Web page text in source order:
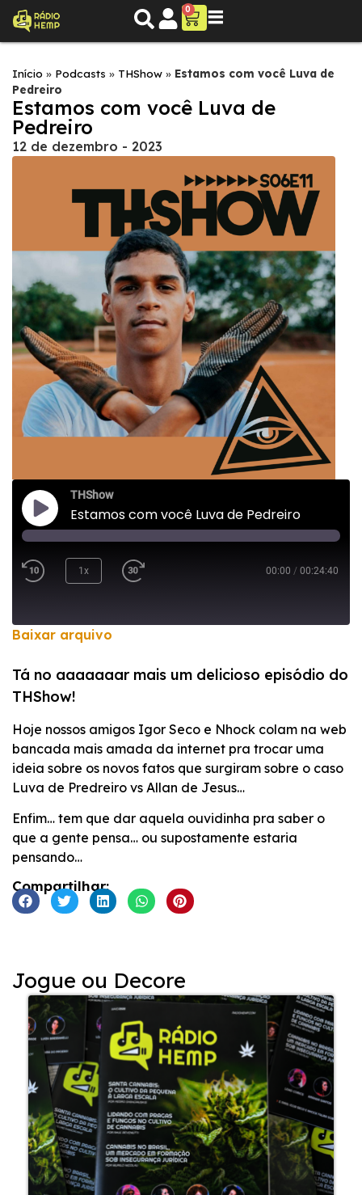
0
Início » Podcasts » THShow » Estamos com você Luva de
Pedreiro
Estamos com você Luva de
Pedreiro
12 de dezembro - 2023
THShow
Estamos com você Luva de Pedreiro
1x 00:00 / 00:24:40
FEED RSS
LINK
INCORPORAR
Baixar arquivo
Tá no aaaaaaar mais um delicioso episódio do
THShow!
Hoje nossos amigos Igor Seco e Nhock colam na web
bancada mais amada da internet pra trocar uma
ideia sobre os novos fatos que surgiram sobre o caso
Luva de Predreiro vs Allan de Jesus…
Enfim… tem que dar aquela ouvidinha pra saber o
que a gente pensa… ou supostamente estaria
pensando…
Compartilhar:
Jogue ou Decore